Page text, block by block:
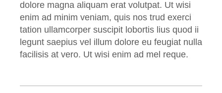
dolore magna aliquam erat volutpat. Ut wisi
enim ad minim veniam, quis nos trud exerci
tation ullamcorper suscipit lobortis lius quod ii
legunt saepius vel illum dolore eu feugiat nulla
facilisis at vero. Ut wisi enim ad mel reque.